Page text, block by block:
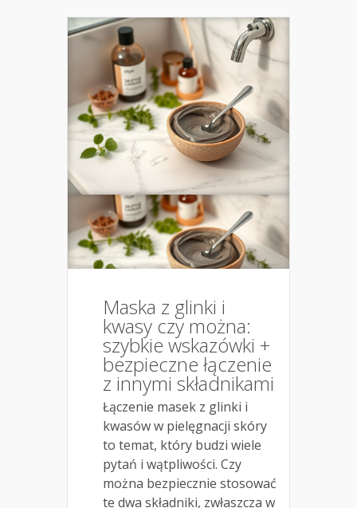
Maska z glinki i
kwasy czy można:
szybkie wskazówki +
bezpieczne łączenie
z innymi składnikami
Łączenie masek z glinki i
kwasów w pielęgnacji skóry
to temat, który budzi wiele
pytań i wątpliwości. Czy
można bezpiecznie stosować
te dwa składniki, zwłaszcza w